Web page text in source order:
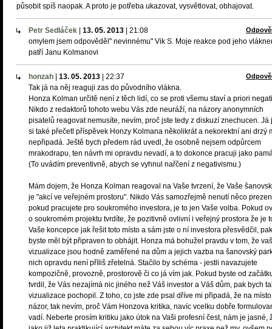
působit spíš naopak. A proto je potřeba ukazovat, vysvětlovat, obhajovat.
Petr Sedláček 13. 05. 2013 21:08
omylem jsem odpověděl" nevinnému" Vik S. Moje reakce pod jeho
patří Janu Kolmanovi
honzah 13. 05. 2013 22:37
Tak já na něj reaguji zas do původního vlákna.
Honza Kolman určitě není z těch lidí, co se proti všemu staví a priori
Nikdo z redaktorů tohoto webu Vás zde neuráží, na názory anonymních
pisatelů reagovat nemusíte, nevím, proč jste tedy z diskuzí znechucen. Já
si také přečetl příspěvek Honzy Kolmana několikrát a nekorektní ani drzý
nepřipadá. Ještě bych předem rád uvedl, že osobně nejsem odpůrcem
mrakodrapu, ten návrh mi opravdu nevadí, a to dokonce pracuji jako
(To uvádím preventivně, abych se vyhnul nařčení z negativismu.)
Mám dojem, že Honza Kolman reagoval na Vaše tvrzení, že Vaše
je "akcí ve veřejném prostoru". Nikdo Vás samozřejmě nenutí něco
pokud pracujete pro soukromého investora, je to jen Vaše volba. Pokud
o soukromém projektu tvrdíte, že pozitivně ovlivní i veřejný prostora že je
Vaše koncepce jak řešit toto místo a sám jste o ní investora přesvědčil, pak
byste měl být připraven to obhájit. Honza má bohužel pravdu v tom, že
vizualizace jsou hodně zaměřené na dům a jejich vazba na šanovský
nich opravdu není příliš zřetelná. Stačilo by schéma - jestli navazujete
kompozičně, provozně, prostorově či co já vím jak. Pokud byste od
tvrdil, že Vás nezajímá nic jiného než Váš investor a Váš dům, pak bych
vizualizace pochopil. Z toho, co jste zde psal dříve mi připadá, že na
názor, tak nevím, proč Vám Honzova kritika, navíc vcelku dobře
vadí. Neberte prosím kritiku jako útok na Vaši profesní čest, nám je jasné,